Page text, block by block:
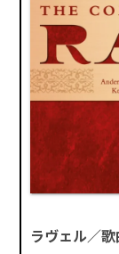
ラヴェル／